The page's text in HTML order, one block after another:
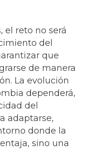
el reto no será
del
que
de manera
La evolución
dependerá,
del
adaptarse,
donde la
sino una